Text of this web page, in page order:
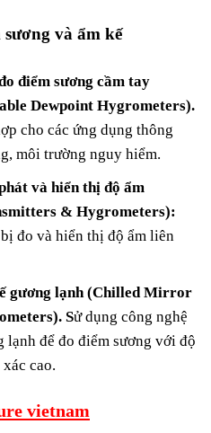
và ẩm kế
điểm sương cầm tay
Dewpoint Hygrometers).
cho các ứng dụng thông
môi trường nguy hiểm.
và hiển thị độ ẩm
& Hygrometers):
đo và hiển thị độ ẩm liên
gương lạnh (Chilled Mirror
Sử dụng công nghệ
lạnh để đo điểm sương với độ
cao.
vietnam